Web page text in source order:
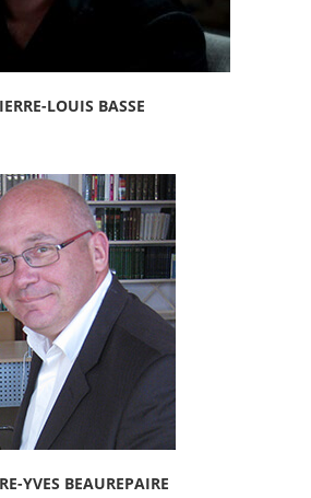
LOUIS BASSE
YVES BEAUREPAIRE